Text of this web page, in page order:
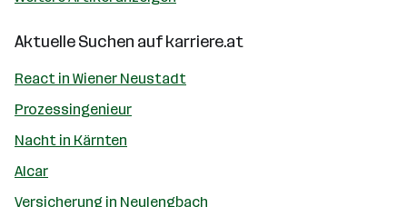
Aktuelle Suchen aufkarriere.at
React in Wiener Neustadt
Prozessingenieur
Nacht in Kärnten
Alcar
Versicherung in Neulengbach